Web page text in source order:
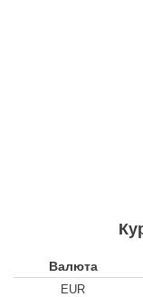
Валюта
EUR